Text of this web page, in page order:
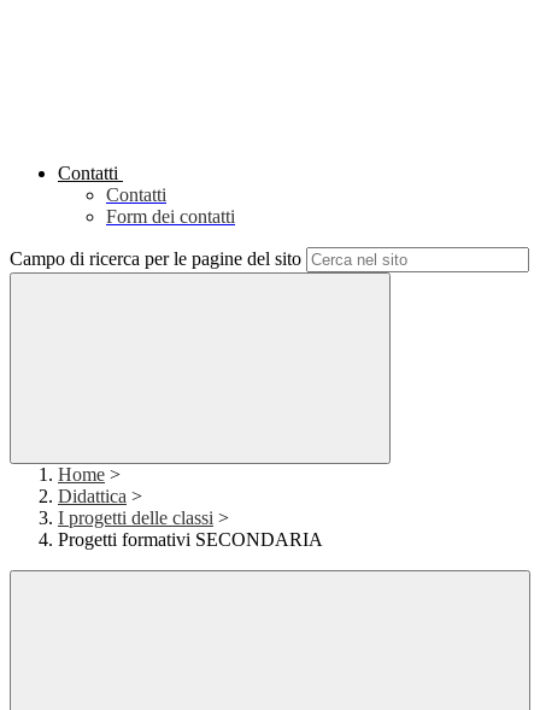
Contatti
Contatti
Form dei contatti
Campo di ricerca per le pagine del sito
Home >
Didattica >
I progetti delle classi >
Progetti formativi SECONDARIA